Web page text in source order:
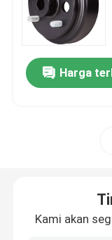
Kereta Golf
Kereta Golf
Flare Fender
Harga
Kami akan